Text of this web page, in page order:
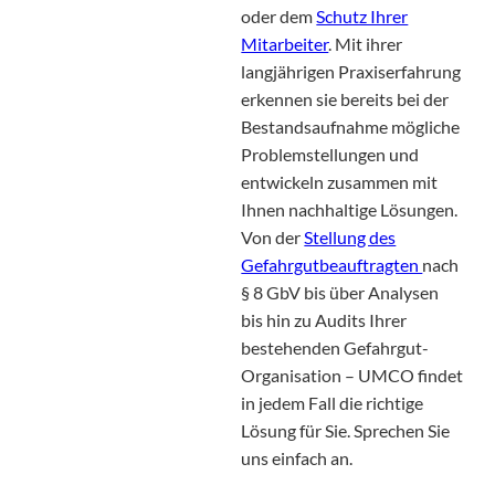
oder dem Schutz Ihrer
Mitarbeiter. Mit ihrer
langjährigen Praxiserfahrung
erkennen sie bereits bei der
Bestandsaufnahme mögliche
Problemstellungen und
entwickeln zusammen mit
Ihnen nachhaltige Lösungen.
Von der Stellung des
Gefahrgutbeauftragten nach
§ 8 GbV bis über Analysen
bis hin zu Audits Ihrer
bestehenden Gefahrgut-
Organisation – UMCO findet
in jedem Fall die richtige
Lösung für Sie. Sprechen Sie
uns einfach an.